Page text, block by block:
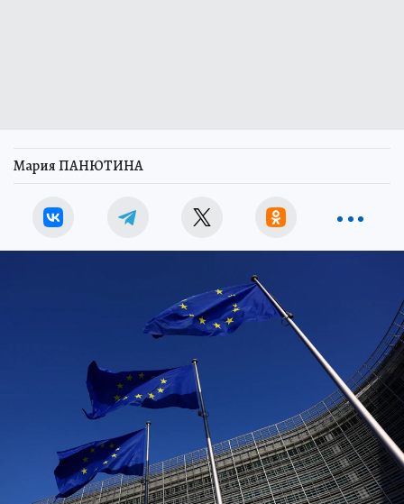
Мария ПАНЮТИНА